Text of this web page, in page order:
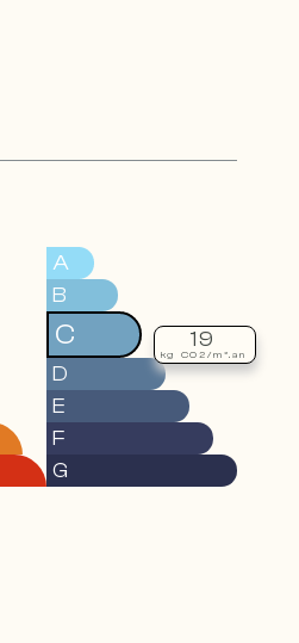
A
B
C
D
E
F
G
19
kg CO2/m².an